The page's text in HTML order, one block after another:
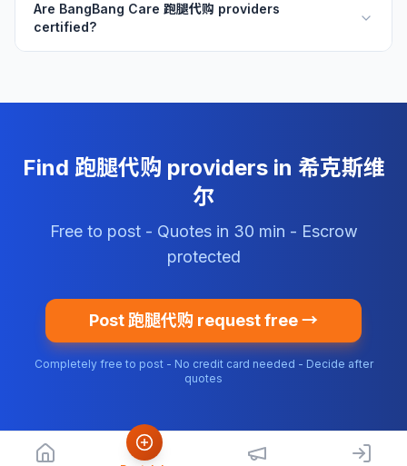
Are BangBang Care 跑腿代购 providers
certified?
Find 跑腿代购 providers in 希克斯维
尔
Free to post - Quotes in 30 min - Escrow
protected
Post 跑腿代购 request free →
Completely free to post - No credit card needed - Decide after
quotes